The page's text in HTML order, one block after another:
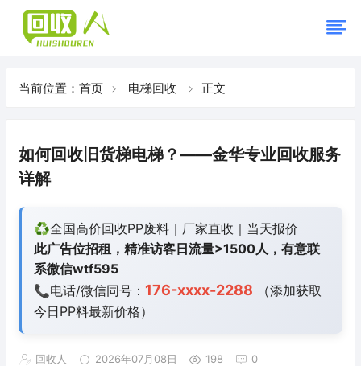
当前位置： 首页 电梯回收 正文
如何回收旧货梯电梯？——金华专业回收服务
详解
♻️全国高价回收PP废料｜厂家直收｜当天报价
此广告位招租，精准访客日流量>1500人，有意联
系微信wtf595
📞电话/微信同号： 176-xxxx-2288 （添加获取
今日PP料最新价格）
回收人 2026年07月08日 198 0